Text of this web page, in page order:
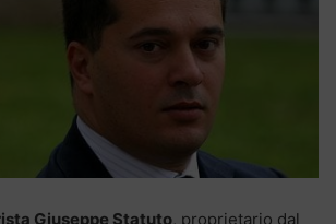
Giuseppe Statuto, proprietario dal